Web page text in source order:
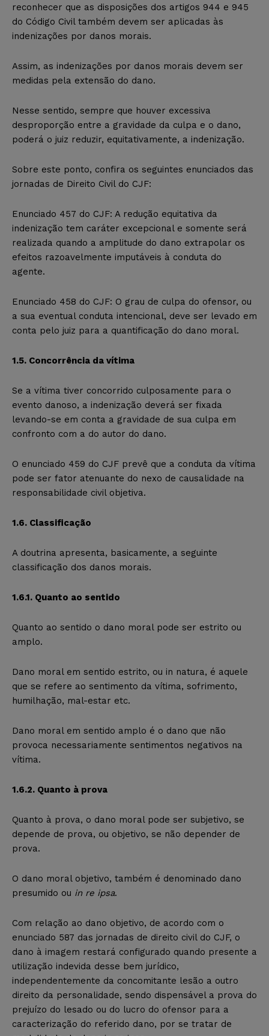
reconhecer que as disposições dos artigos 944 e 945
do Código Civil também devem ser aplicadas às
indenizações por danos morais.
Assim, as indenizações por danos morais devem ser
medidas pela extensão do dano.
Nesse sentido, sempre que houver excessiva
desproporção entre a gravidade da culpa e o dano,
poderá o juiz reduzir, equitativamente, a indenização.
Sobre este ponto, confira os seguintes enunciados das
jornadas de Direito Civil do CJF:
Enunciado 457 do CJF: A redução equitativa da
indenização tem caráter excepcional e somente será
realizada quando a amplitude do dano extrapolar os
efeitos razoavelmente imputáveis à conduta do
agente.
Enunciado 458 do CJF: O grau de culpa do ofensor, ou
a sua eventual conduta intencional, deve ser levado em
conta pelo juiz para a quantificação do dano moral.
1.5. Concorrência da vítima
Se a vítima tiver concorrido culposamente para o
evento danoso, a indenização deverá ser fixada
levando-se em conta a gravidade de sua culpa em
confronto com a do autor do dano.
O enunciado 459 do CJF prevê que a conduta da vítima
pode ser fator atenuante do nexo de causalidade na
responsabilidade civil objetiva.
1.6. Classificação
A doutrina apresenta, basicamente, a seguinte
classificação dos danos morais.
1.6.1. Quanto ao sentido
Quanto ao sentido o dano moral pode ser estrito ou
amplo.
Dano moral em sentido estrito, ou in natura, é aquele
que se refere ao sentimento da vítima, sofrimento,
humilhação, mal-estar etc.
Dano moral em sentido amplo é o dano que não
provoca necessariamente sentimentos negativos na
vítima.
1.6.2. Quanto à prova
Quanto à prova, o dano moral pode ser subjetivo, se
depende de prova, ou objetivo, se não depender de
prova.
O dano moral objetivo, também é denominado dano
presumido ou in re ipsa.
Com relação ao dano objetivo, de acordo com o
enunciado 587 das jornadas de direito civil do CJF, o
dano à imagem restará configurado quando presente a
utilização indevida desse bem jurídico,
independentemente da concomitante lesão a outro
direito da personalidade, sendo dispensável a prova do
prejuízo do lesado ou do lucro do ofensor para a
caracterização do referido dano, por se tratar de